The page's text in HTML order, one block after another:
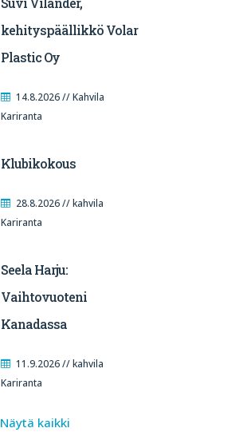
kehityspäällikkö Volar
Plastic Oy
14.8.2026 // Kahvila
Kariranta
Klubikokous
28.8.2026 // kahvila
Kariranta
Seela Harju:
Vaihtovuoteni
Kanadassa
11.9.2026 // kahvila
Kariranta
Näytä kaikki